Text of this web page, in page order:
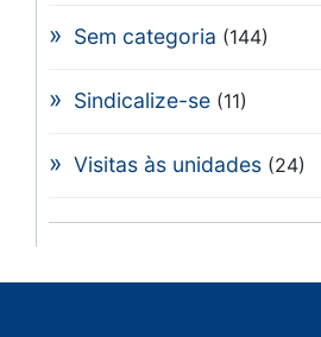
Sem categoria (144)
Sindicalize-se (11)
Visitas às unidades (24)